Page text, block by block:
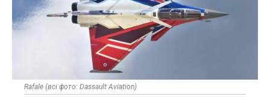
Rafale (всі фото: Dassault Aviation)